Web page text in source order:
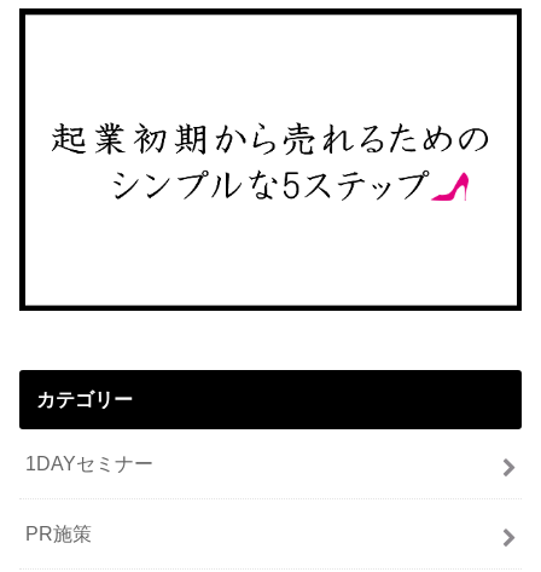
カテゴリー
1DAYセミナー
PR施策